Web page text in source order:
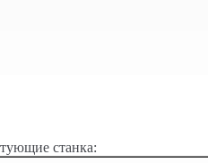
станка: